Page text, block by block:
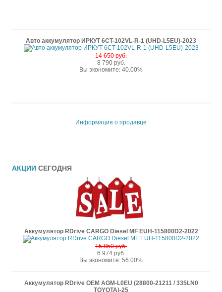
Авто аккумулятор ИРКУТ 6CT-102VL-R-1 (UHD-L5EU)-2023
14 650 руб.
8 790 руб.
Вы экономите: 40.00%
Информация о продавце
АКЦИИ СЕГОДНЯ
Аккумулятор RDrive CARGO Diesel MF EUH-115800D2-2022
15 850 руб.
6 974 руб.
Вы экономите: 56.00%
Аккумулятор RDrive OEM AGM-L0EU (28800-21211 / 335LN0
TOYOTA)-25